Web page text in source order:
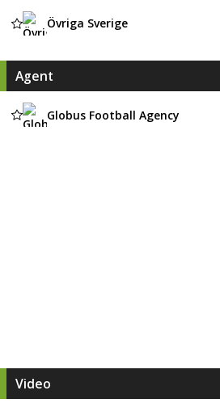
Övriga Sverige
Agent
Globus Football Agency
Video